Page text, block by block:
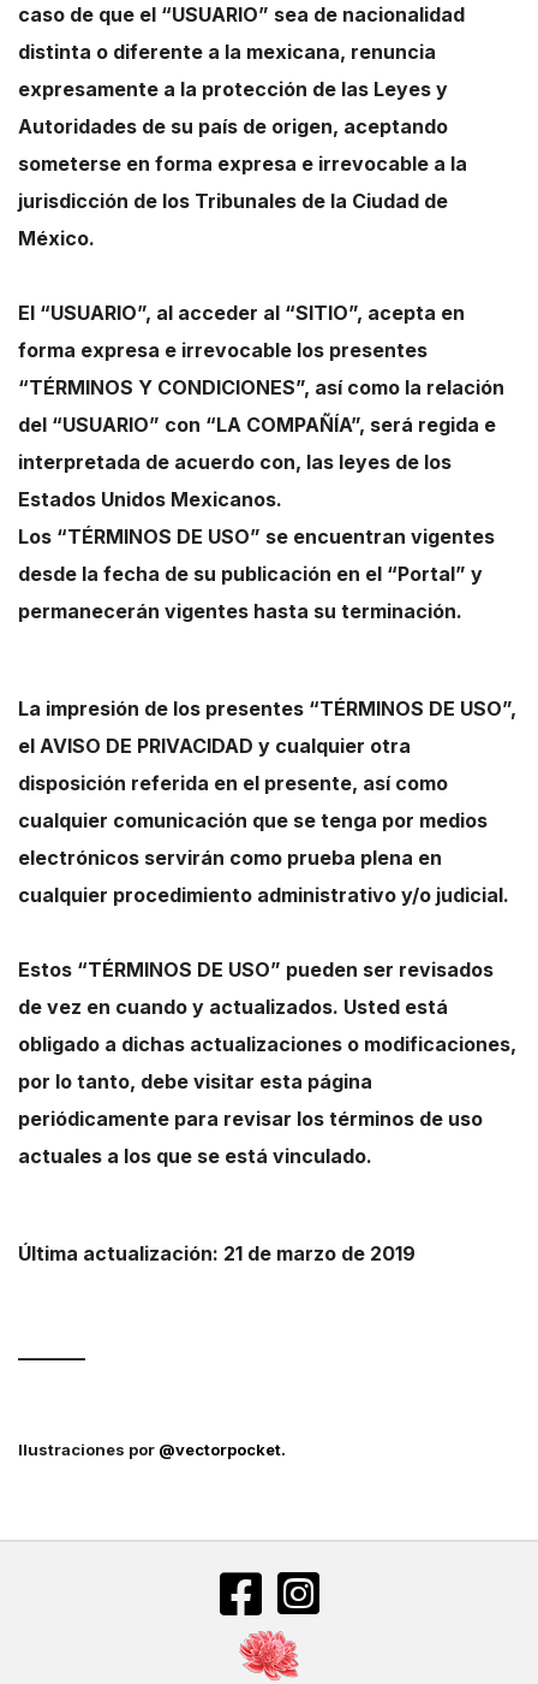
caso de que el “USUARIO” sea de nacionalidad
distinta o diferente a la mexicana, renuncia
expresamente a la protección de las Leyes y
Autoridades de su país de origen, aceptando
someterse en forma expresa e irrevocable a la
jurisdicción de los Tribunales de la Ciudad de
México.
El “USUARIO”, al acceder al “SITIO”, acepta en
forma expresa e irrevocable los presentes
“TÉRMINOS Y CONDICIONES”, así como la relación
del “USUARIO” con “LA COMPAÑÍA”, será regida e
interpretada de acuerdo con, las leyes de los
Estados Unidos Mexicanos.
Los “TÉRMINOS DE USO” se encuentran vigentes
desde la fecha de su publicación en el “Portal” y
permanecerán vigentes hasta su terminación.
La impresión de los presentes “TÉRMINOS DE USO”,
el AVISO DE PRIVACIDAD y cualquier otra
disposición referida en el presente, así como
cualquier comunicación que se tenga por medios
electrónicos servirán como prueba plena en
cualquier procedimiento administrativo y/o judicial.
Estos “TÉRMINOS DE USO” pueden ser revisados
de vez en cuando y actualizados. Usted está
obligado a dichas actualizaciones o modificaciones,
por lo tanto, debe visitar esta página
periódicamente para revisar los términos de uso
actuales a los que se está vinculado.
Última actualización: 21 de marzo de 2019
Ilustraciones por @vectorpocket.